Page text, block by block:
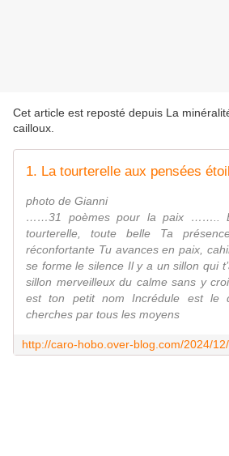
Cet article est reposté depuis La
cailloux
1. La tourterelle aux pensées
photo de Gianni
……31 poèmes pour la paix ……..
tourterelle, toute belle Ta
réconfortante Tu avances en paix,
se forme le silence Il y a un sillon qui
sillon merveilleux du calme sans y
est ton petit nom Incrédule est le
cherches par tous les moyens